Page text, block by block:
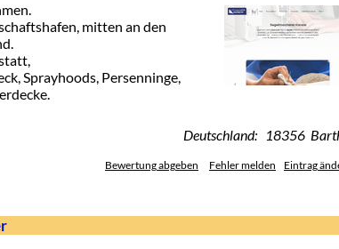
mitten an den
Sprayhoods, Persenninge,
Deutschland: 18356
Bewertung abgeben Fehler melden Eintrag